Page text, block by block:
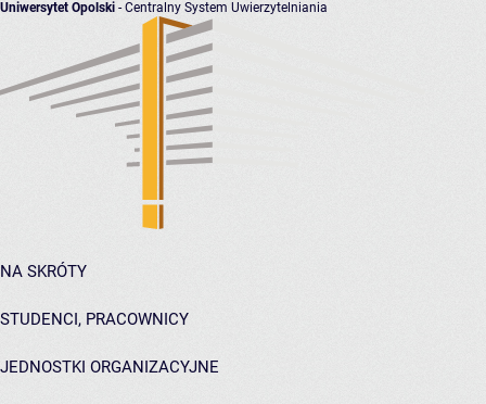
Uniwersytet Opolski - Centralny System Uwierzytelniania
NA SKRÓTY
STUDENCI, PRACOWNICY
JEDNOSTKI ORGANIZACYJNE